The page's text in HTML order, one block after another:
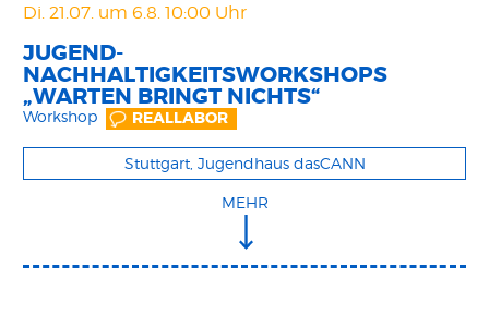
Di. 21.07. um 6.8. 10:00 Uhr
JUGEND-
NACHHALTIGKEITSWORKSHOPS
„WARTEN BRINGT NICHTS“
Workshop REALLABOR
Stuttgart, Jugendhaus dasCANN
MEHR